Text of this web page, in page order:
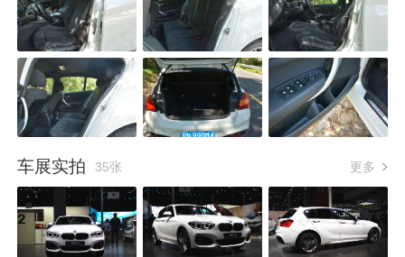
车展实拍 35张 更多